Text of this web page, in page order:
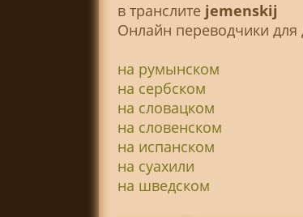
в транслитe jemenskij
Онлайн переводчики для
на румынском
на сербском
на словацком
на словенском
на испанском
на суахили
на шведском